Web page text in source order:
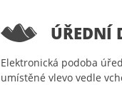
ÚŘEDNÍ
Elektronická podoba
umístěné vlevo vedle